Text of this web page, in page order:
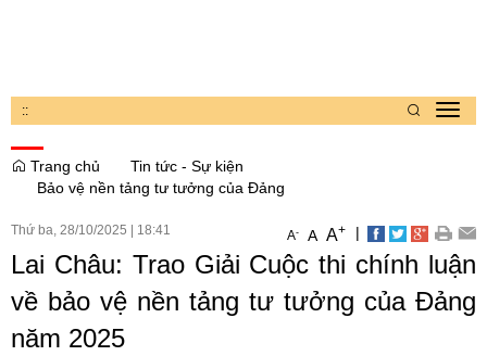
::
Trang chủ
Tin tức - Sự kiện
Bảo vệ nền tảng tư tưởng của Đảng
Thứ ba, 28/10/2025 18:41 A- A A+ |
Lai Châu: Trao Giải Cuộc thi chính luận
về bảo vệ nền tảng tư tưởng của Đảng
năm 2025